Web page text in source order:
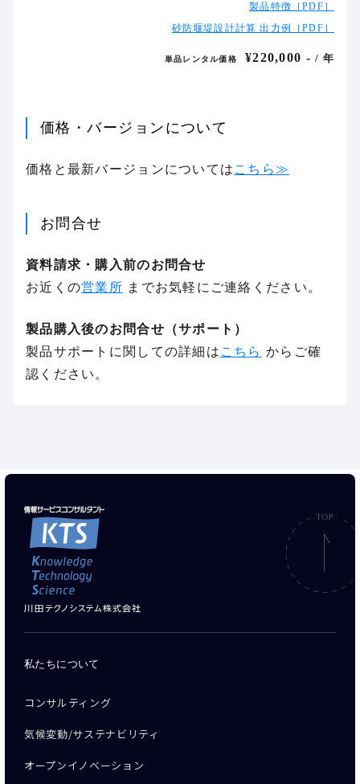
製品特徴［PDF］
砂防堰堤設計計算 出力例［PDF］
単品レンタル価格 ¥220,000 -/ 年
価格・バージョンについて
価格と最新バージョンについては こちら≫
お問合せ
資料請求・購入前のお問合せ
お近くの営業所 までお気軽にご連絡ください。
製品購入後のお問合せ（サポート）
製品サポートに関しての詳細は こちら からご確
認ください。
私たちについて
コンサルティング
気候変動/サステナビリティ
オープンイノベーション